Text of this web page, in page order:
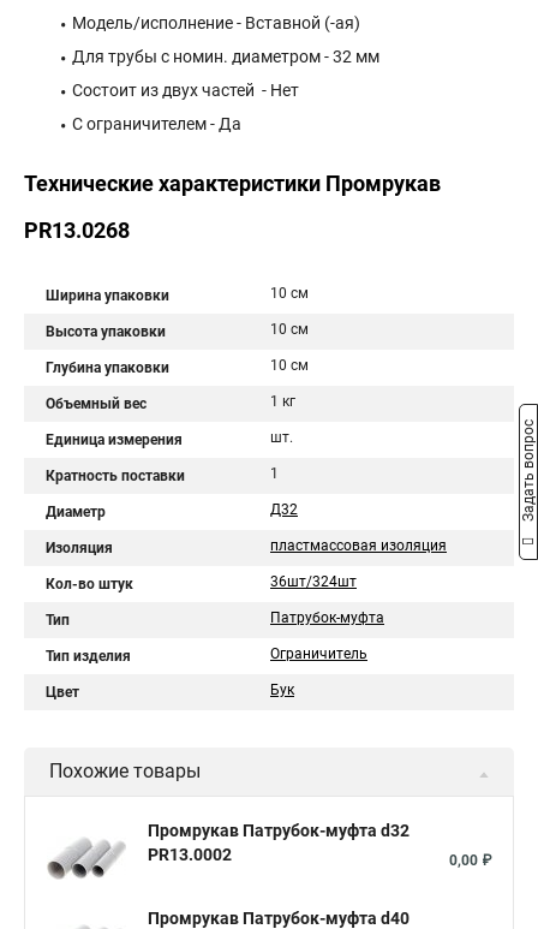
Модель/исполнение - Вставной (-ая)
Для трубы с номин. диаметром - 32 мм
Состоит из двух частей - Нет
С ограничителем - Да
Технические характеристики Промрукав
PR13.0268
Ширина упаковки 10 см
Высота упаковки 10 см
Глубина упаковки 10 см
Объемный вес 1 кг
Единица измерения шт.
Кратность поставки 1
Диаметр Д32
Изоляция пластмассовая изоляция
Кол-во штук 36шт/324шт
Тип Патрубок-муфта
Тип изделия Ограничитель
Цвет Бук
Похожие товары
Промрукав Патрубок-муфта d32
PR13.0002
0,00 ₽
Промрукав Патрубок-муфта d40
Задать вопрос